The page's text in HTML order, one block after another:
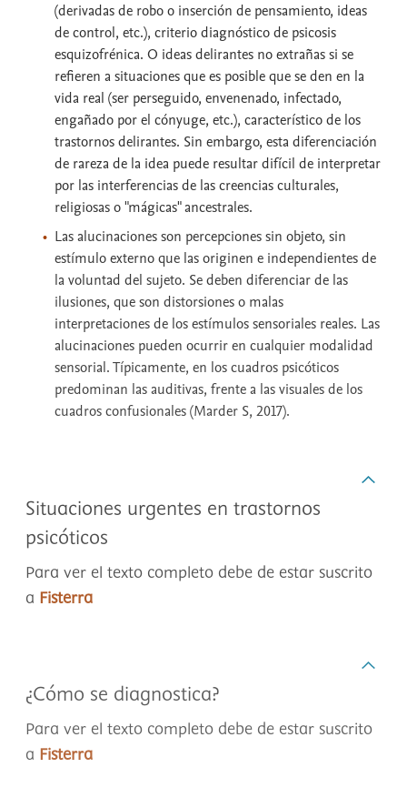
(derivadas de robo o inserción de pensamiento, ideas
de control, etc.), criterio diagnóstico de psicosis
esquizofrénica. O ideas delirantes no extrañas si se
refieren a situaciones que es posible que se den en la
vida real (ser perseguido, envenenado, infectado,
engañado por el cónyuge, etc.), característico de los
trastornos delirantes. Sin embargo, esta diferenciación
de rareza de la idea puede resultar difícil de interpretar
por las interferencias de las creencias culturales,
religiosas o "mágicas" ancestrales.
Las alucinaciones son percepciones sin objeto, sin
estímulo externo que las originen e independientes de
la voluntad del sujeto. Se deben diferenciar de las
ilusiones, que son distorsiones o malas
interpretaciones de los estímulos sensoriales reales. Las
alucinaciones pueden ocurrir en cualquier modalidad
sensorial. Típicamente, en los cuadros psicóticos
predominan las auditivas, frente a las visuales de los
cuadros confusionales (Marder S, 2017).
Situaciones urgentes en trastornos
psicóticos
Para ver el texto completo debe de estar suscrito
a Fisterra
¿Cómo se diagnostica?
Para ver el texto completo debe de estar suscrito
a Fisterra